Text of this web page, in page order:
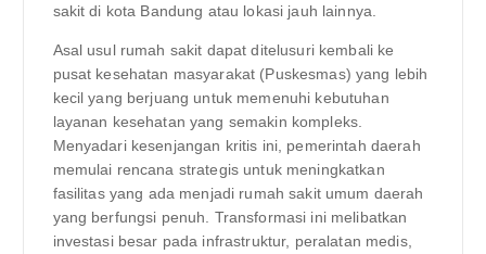
sakit di kota Bandung atau lokasi jauh lainnya.
Asal usul rumah sakit dapat ditelusuri kembali ke
pusat kesehatan masyarakat (Puskesmas) yang lebih
kecil yang berjuang untuk memenuhi kebutuhan
layanan kesehatan yang semakin kompleks.
Menyadari kesenjangan kritis ini, pemerintah daerah
memulai rencana strategis untuk meningkatkan
fasilitas yang ada menjadi rumah sakit umum daerah
yang berfungsi penuh. Transformasi ini melibatkan
investasi besar pada infrastruktur, peralatan medis,